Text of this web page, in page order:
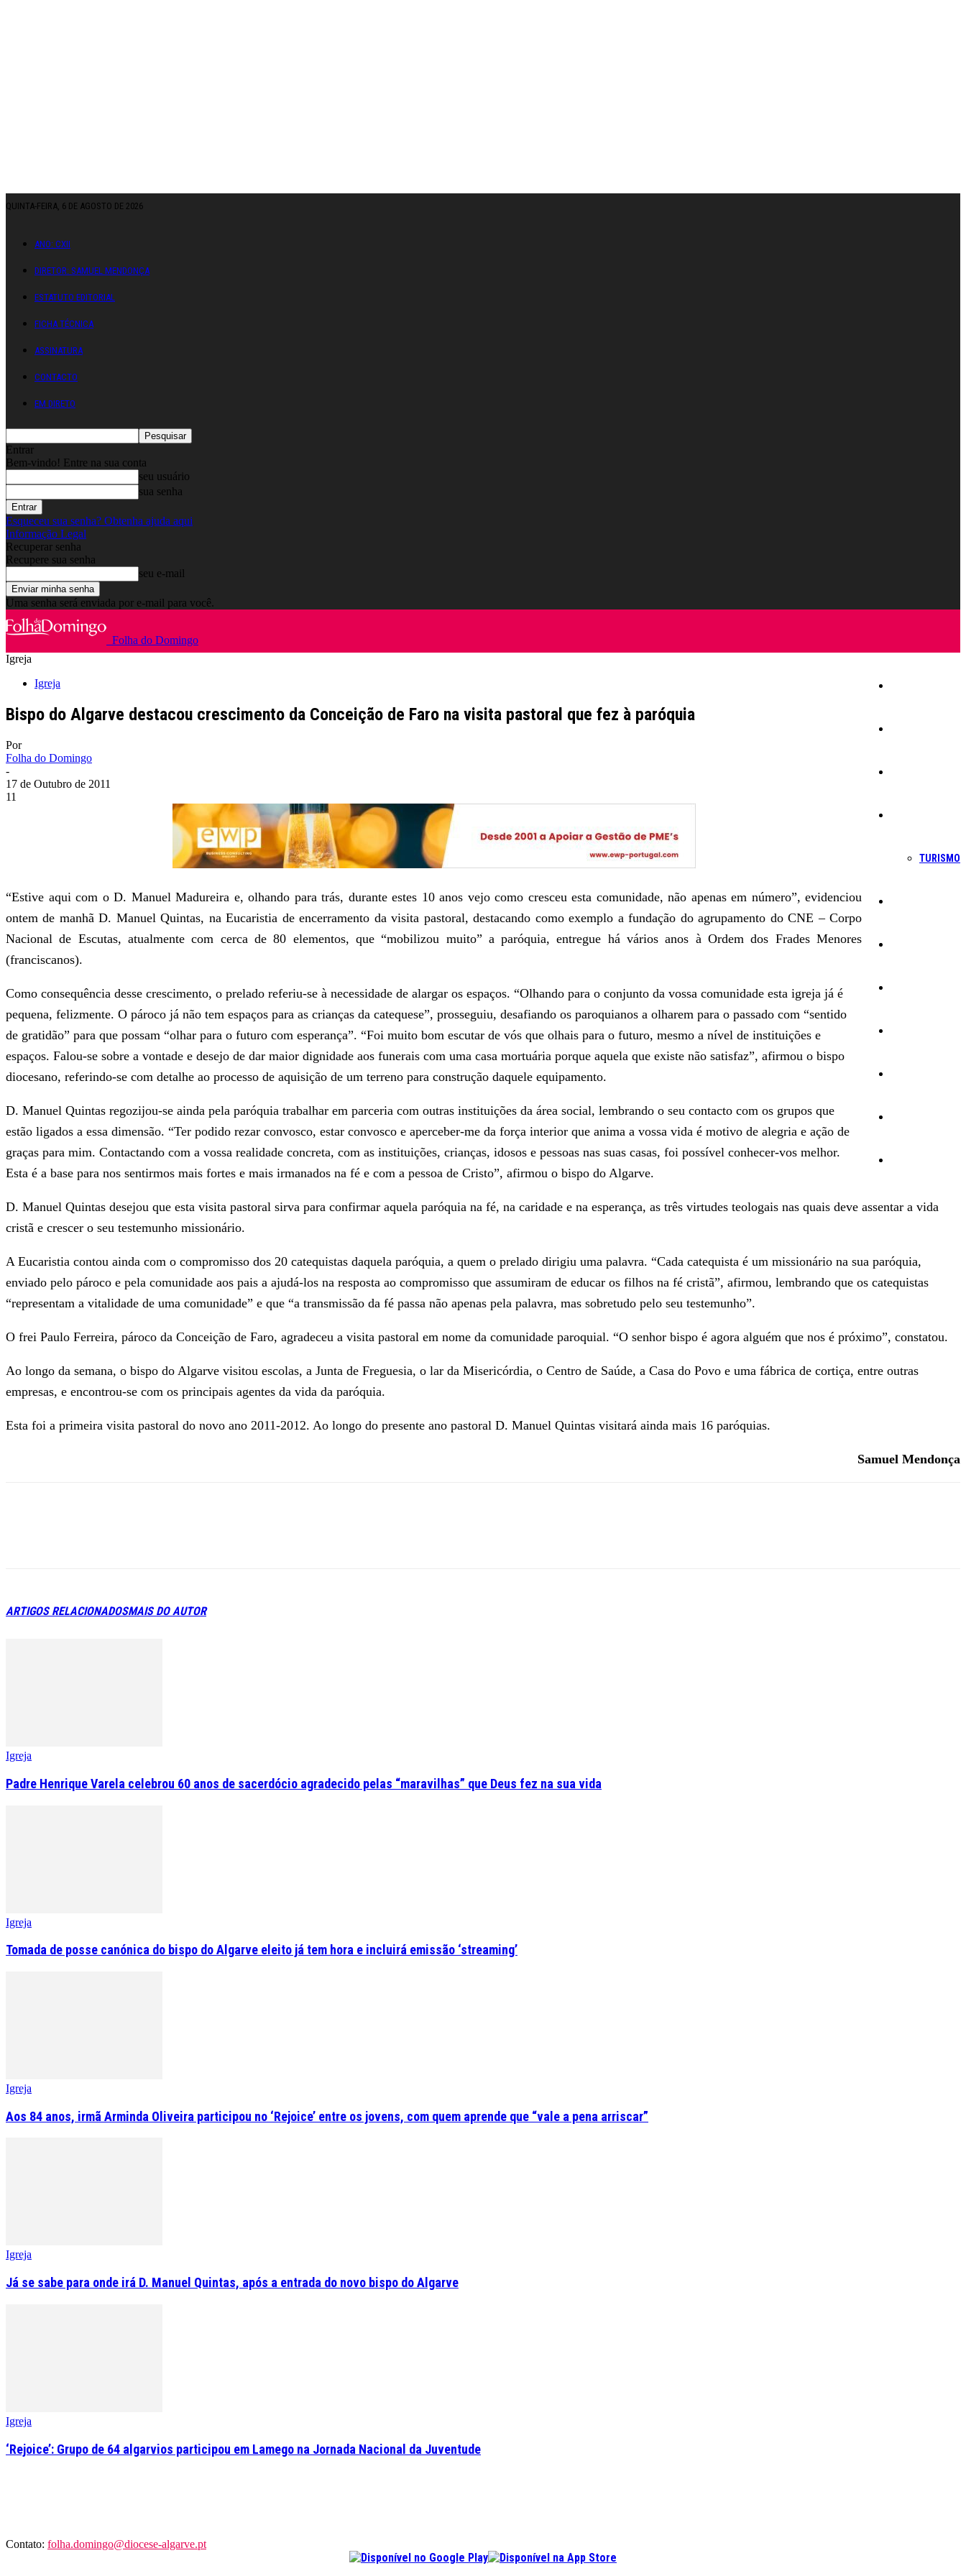
QUINTA-FEIRA, 6 DE AGOSTO DE 2026
ANO: CXII
DIRETOR: SAMUEL MENDONÇA
ESTATUTO EDITORIAL
FICHA TÉCNICA
ASSINATURA
CONTACTO
EM DIRETO
Entrar
Bem-vindo! Entre na sua conta
seu usuário
sua senha
Esqueceu sua senha? Obtenha ajuda aqui
Informação Legal
Recuperar senha
Recupere sua senha
seu e-mail
Uma senha será enviada por e-mail para você.
Folha do Domingo
TURISMO
Igreja
Igreja
Bispo do Algarve destacou crescimento da Conceição de Faro na visita pastoral que fez à paróquia
Por
Folha do Domingo
-
17 de Outubro de 2011
11
“Estive aqui com o D. Manuel Madureira e, olhando para trás, durante estes 10 anos vejo como cresceu esta comunidade, não apenas em número”, evidenciou
ontem de manhã D. Manuel Quintas, na Eucaristia de encerramento da visita pastoral, destacando como exemplo a fundação do agrupamento do CNE – Corpo
Nacional de Escutas, atualmente com cerca de 80 elementos, que “mobilizou muito” a paróquia, entregue há vários anos à Ordem dos Frades Menores
(franciscanos).
Como consequência desse crescimento, o prelado referiu-se à necessidade de alargar os espaços. “Olhando para o conjunto da vossa comunidade esta igreja já é
pequena, felizmente. O pároco já não tem espaços para as crianças da catequese”, prosseguiu, desafiando os paroquianos a olharem para o passado com “sentido
de gratidão” para que possam “olhar para o futuro com esperança”. “Foi muito bom escutar de vós que olhais para o futuro, mesmo a nível de instituições e
espaços. Falou-se sobre a vontade e desejo de dar maior dignidade aos funerais com uma casa mortuária porque aquela que existe não satisfaz”, afirmou o bispo
diocesano, referindo-se com detalhe ao processo de aquisição de um terreno para construção daquele equipamento.
D. Manuel Quintas regozijou-se ainda pela paróquia trabalhar em parceria com outras instituições da área social, lembrando o seu contacto com os grupos que
estão ligados a essa dimensão. “Ter podido rezar convosco, estar convosco e aperceber-me da força interior que anima a vossa vida é motivo de alegria e ação de
graças para mim. Contactando com a vossa realidade concreta, com as instituições, crianças, idosos e pessoas nas suas casas, foi possível conhecer-vos melhor.
Esta é a base para nos sentirmos mais fortes e mais irmanados na fé e com a pessoa de Cristo”, afirmou o bispo do Algarve.
D. Manuel Quintas desejou que esta visita pastoral sirva para confirmar aquela paróquia na fé, na caridade e na esperança, as três virtudes teologais nas quais deve assentar a vida
cristã e crescer o seu testemunho missionário.
A Eucaristia contou ainda com o compromisso dos 20 catequistas daquela paróquia, a quem o prelado dirigiu uma palavra. “Cada catequista é um missionário na sua paróquia,
enviado pelo pároco e pela comunidade aos pais a ajudá-los na resposta ao compromisso que assumiram de educar os filhos na fé cristã”, afirmou, lembrando que os catequistas
“representam a vitalidade de uma comunidade” e que “a transmissão da fé passa não apenas pela palavra, mas sobretudo pelo seu testemunho”.
O frei Paulo Ferreira, pároco da Conceição de Faro, agradeceu a visita pastoral em nome da comunidade paroquial. “O senhor bispo é agora alguém que nos é próximo”, constatou.
Ao longo da semana, o bispo do Algarve visitou escolas, a Junta de Freguesia, o lar da Misericórdia, o Centro de Saúde, a Casa do Povo e uma fábrica de cortiça, entre outras
empresas, e encontrou-se com os principais agentes da vida da paróquia.
Esta foi a primeira visita pastoral do novo ano 2011-2012. Ao longo do presente ano pastoral D. Manuel Quintas visitará ainda mais 16 paróquias.
Samuel Mendonça
ARTIGOS RELACIONADOSMAIS DO AUTOR
Igreja
Padre Henrique Varela celebrou 60 anos de sacerdócio agradecido pelas “maravilhas” que Deus fez na sua vida
Igreja
Tomada de posse canónica do bispo do Algarve eleito já tem hora e incluirá emissão ‘streaming’
Igreja
Aos 84 anos, irmã Arminda Oliveira participou no ‘Rejoice’ entre os jovens, com quem aprende que “vale a pena arriscar”
Igreja
Já se sabe para onde irá D. Manuel Quintas, após a entrada do novo bispo do Algarve
Igreja
‘Rejoice’: Grupo de 64 algarvios participou em Lamego na Jornada Nacional da Juventude
Contato: folha.domingo@diocese-algarve.pt